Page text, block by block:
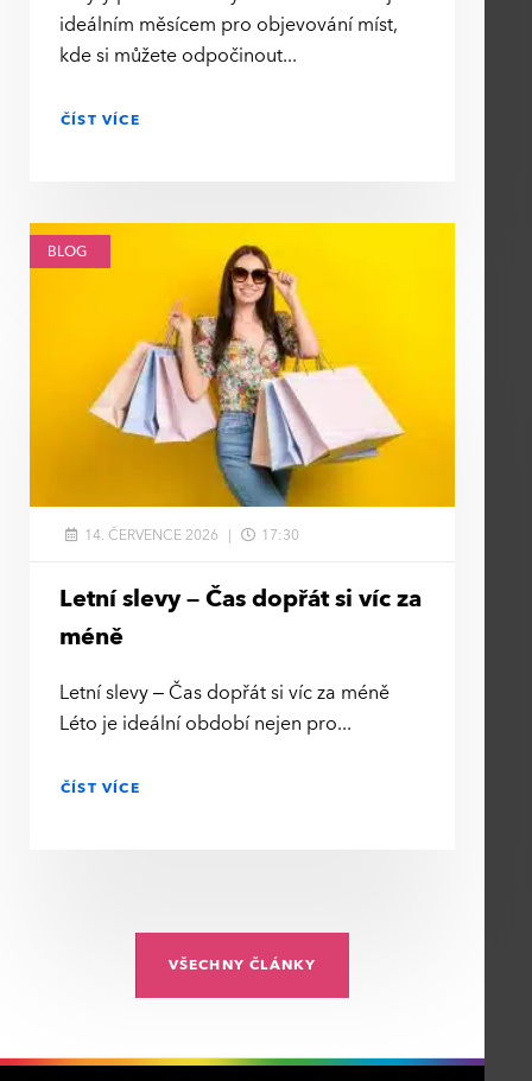
ideálním měsícem pro objevování míst,
kde si můžete odpočinout
ČÍST VÍCE
BLOG
Letní slevy – Čas dopřát si víc za
méně
Letní slevy – Čas dopřát si víc za méně
Léto je ideální období nejen pro
ČÍST VÍCE
14. ČERVENCE 2026 17:30
VŠECHNY ČLÁNKY